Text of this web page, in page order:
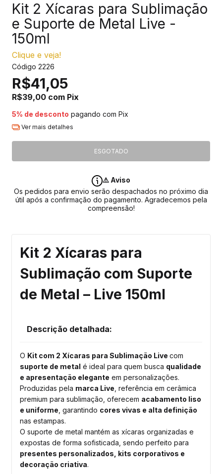
Kit 2 Xícaras para Sublimação
e Suporte de Metal Live -
150ml
Clique e veja!
Código 2226
R$41,05
R$39,00 com Pix
5% de desconto pagando com Pix
Ver mais detalhes
⚠️ Aviso
Os pedidos para envio serão despachados no próximo dia
útil após a confirmação do pagamento. Agradecemos pela
compreensão!
Kit 2 Xícaras para
Sublimação com Suporte
de Metal – Live 150ml
Descrição detalhada:
O Kit com 2 Xícaras para Sublimação Live com
suporte de metal é ideal para quem busca qualidade
e apresentação elegante em personalizações.
Produzidas pela marca Live , referência em cerâmica
premium para sublimação, oferecem acabamento liso
e uniforme , garantindo cores vivas e alta definição
nas estampas.
O suporte de metal mantém as xícaras organizadas e
expostas de forma sofisticada, sendo perfeito para
presentes personalizados, kits corporativos e
decoração criativa.